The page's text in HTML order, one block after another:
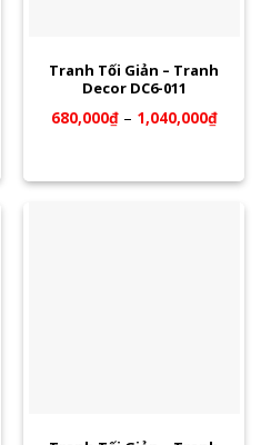
Tranh Tối Giản – Tranh
Decor DC6-011
680,000₫– 1,040,000₫